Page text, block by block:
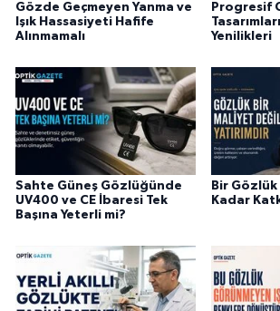
Gözde Geçmeyen Yanma ve
Işık Hassasiyeti Hafife
Alınmamalı
Progresif
Yenilikleri
Sahte Güneş Gözlüğünde
UV400 ve CE İbaresi Tek
Başına Yeterli mi?
Bir
Kadar